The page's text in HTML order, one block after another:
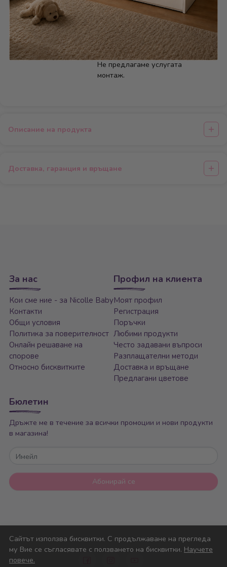
Сглобяване
Има схема за сглобяване към
всеки артикул и при неяснота
може да съдействаме с
допълнителни снимки по Viber.
Не предлагаме услугата
монтаж.
Описание на продукта
Доставка, гаранция и връщане
Сайтът използва бисквитки. С продължаване на прегледа
му Вие се съгласявате с ползването на бисквитки. Научете
повече.
За нас
Кои сме ние - за Nicolle Baby
Контакти
Общи условия
Политика за поверителност
Онлайн решаване на
спорове
Относно бисквитките
Профил на клиента
Моят профил
Регистрация
Поръчки
Любими продукти
Често задавани въпроси
Разплащателни методи
Доставка и връщане
Предлагани цветове
Бюлетин
Дръжте ме в течение за всички промоции и нови продукти
в магазина!
Имейл
Абонирай се